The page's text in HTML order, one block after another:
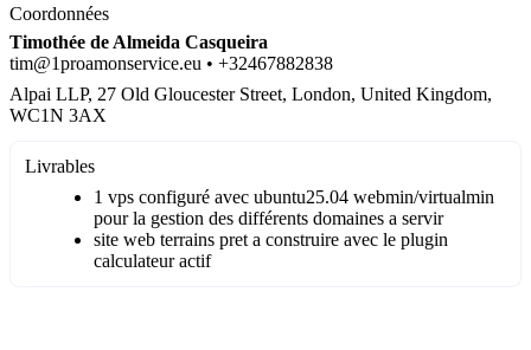
Coordonnées
Timothée de Almeida Casqueira
tim@1proamonservice.eu • +32467882838
Alpai LLP, 27 Old Gloucester Street, London, United Kingdom,
WC1N 3AX
Livrables
1 vps configuré avec ubuntu25.04 webmin/virtualmin
pour la gestion des différents domaines a servir
site web terrains pret a construire avec le plugin
calculateur actif